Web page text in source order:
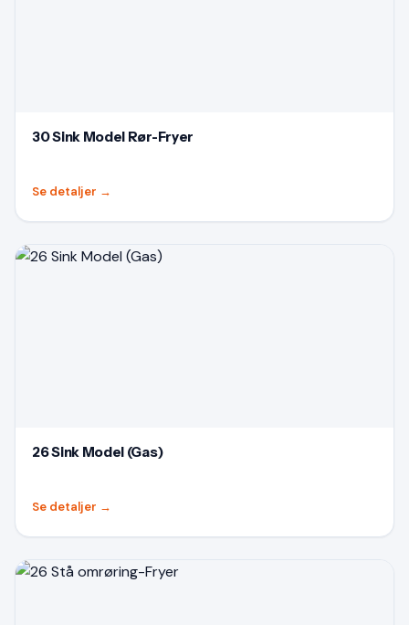
30 Sink Model Rør-Fryer
Se detaljer →
26 Sink Model (Gas)
Se detaljer →